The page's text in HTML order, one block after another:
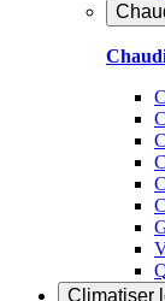
Climatiser